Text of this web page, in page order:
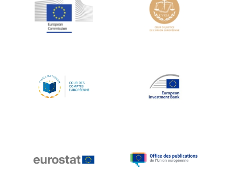
Jean-Louis Schiltz
Jean-Victor Louis
Johnny Åkerholm
Katharien L.C. Hunt